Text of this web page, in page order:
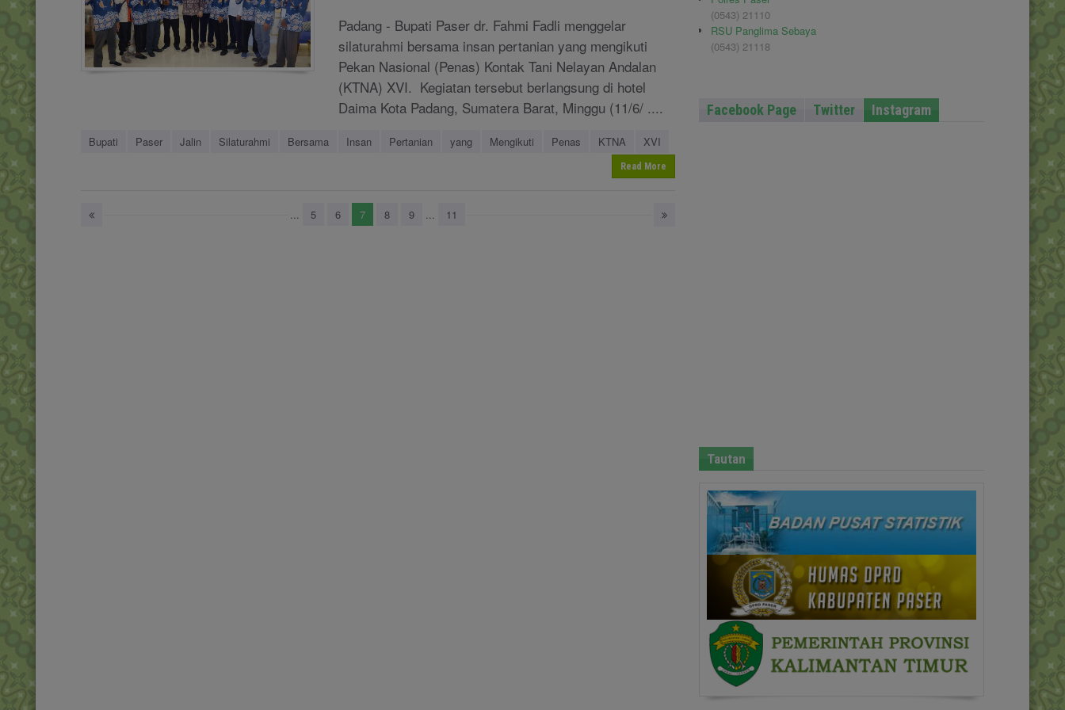
Padang - Bupati Paser dr. Fahmi Fadli menggelar
silaturahmi bersama insan pertanian yang mengikuti
Pekan Nasional (Penas) Kontak Tani Nelayan Andalan
(KTNA) XVI. Kegiatan tersebut berlangsung di hotel
Daima Kota Padang, Sumatera Barat, Minggu (11/6/ ....
Bupati Paser Jalin Silaturahmi Bersama Insan Pertanian yang Mengikuti Penas KTNA XVI
Read More
... 5 6 7 8 9 ... 11
(0543) 21110
RSU Panglima Sebaya
(0543) 21118
Facebook Page Twitter Instagram
Tautan